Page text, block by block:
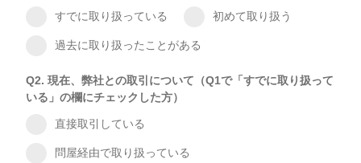
すでに取り扱っている 初めて取り扱う
過去に取り扱ったことがある
Q2. 現在、弊社との取引について（Q1で「すでに取り扱って
いる」の欄にチェックした⽅）
直接取引している
問屋経由で取り扱っている